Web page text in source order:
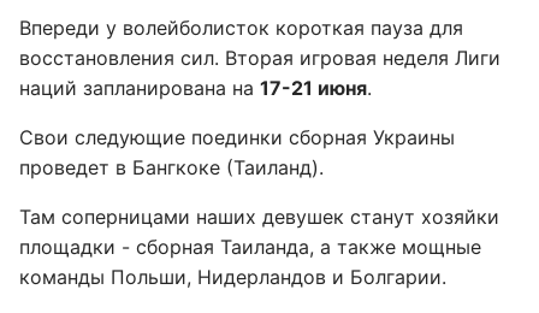
Впереди у волейболисток короткая пауза для
восстановления сил. Вторая игровая неделя Лиги
наций запланирована на 17-21 июня.
Свои следующие поединки сборная Украины
проведет в Бангкоке (Таиланд).
Там соперницами наших девушек станут хозяйки
площадки - сборная Таиланда, а также мощные
команды Польши, Нидерландов и Болгарии.